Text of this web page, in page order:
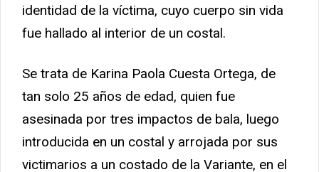
identidad de la víctima, cuyo cuerpo sin vida
fue hallado al interior de un costal.
Se trata de Karina Paola Cuesta Ortega, de
tan solo 25 años de edad, quien fue
asesinada por tres impactos de bala, luego
introducida en un costal y arrojada por sus
victimarios a un costado de la Variante, en el